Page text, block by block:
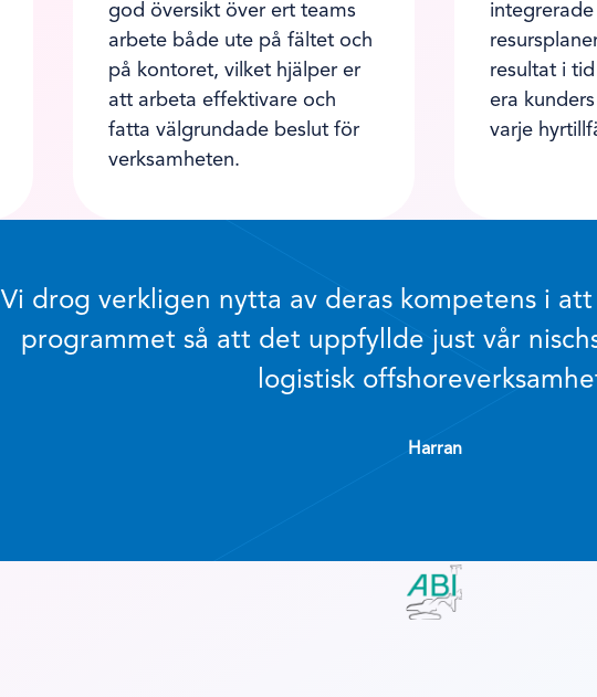
god översikt över ert teams
arbete både ute på fältet och
på kontoret, vilket hjälper er
att arbeta effektivare och
fatta välgrundade beslut för
verksamheten.
resultat i
era
varje
Vi drog verkligen nytta av deras kompetens i att
programmet så att det uppfyllde just vår
logistisk
Harran